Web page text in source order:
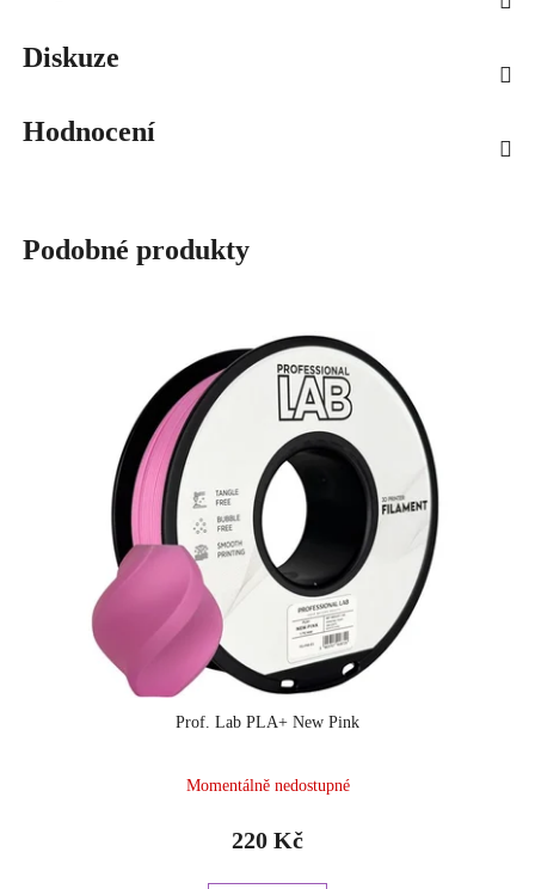
Diskuze
Hodnocení
Podobné produkty
Prof. Lab PLA+ New Pink
Momentálně nedostupné
220 Kč